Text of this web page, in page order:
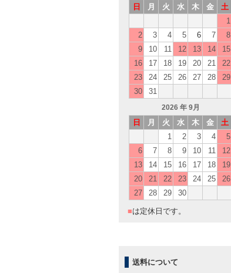
日 月 火 水 木 金
土
1
2
3 4 5 6 7
8
9
10 11 12 13 14
15
16
17 18 19 20 21
22
23
24 25 26 27 28
29
30
31
2026 年 9月
日 月 火 水 木 金
土
1
2 3 4
5
6
7 8 9 10 11
12
13
14 15 16 17 18
19
20
21 22 23 24 25
26
27
28 29 30
■は定休日です。
送料について